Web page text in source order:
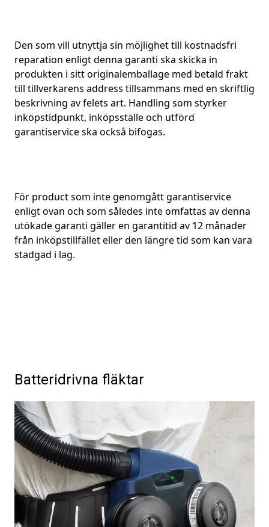
Den som vill utnyttja sin möjlighet till kostnadsfri
reparation enligt denna garanti ska skicka in
produkten i sitt originalemballage med betald frakt
till tillverkarens address tillsammans med en skriftlig
beskrivning av felets art. Handling som styrker
inköpstidpunkt, inköpsställe och utförd
garantiservice ska också bifogas.
För product som inte genomgått garantiservice
enligt ovan och som således inte omfattas av denna
utökade garanti gäller en garantitid av 12 månader
från inköpstillfället eller den längre tid som kan vara
stadgad i lag.
Batteridrivna fläktar